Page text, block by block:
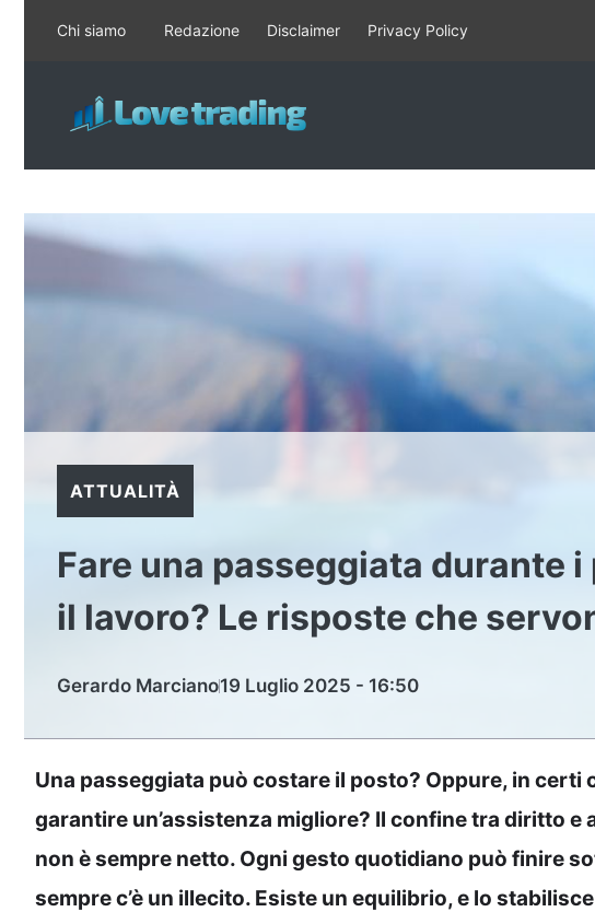
contenuto
Chi siamo Redazione Disclaimer Privacy Policy
ATTUALITÀ
Fare una passeggiata durante
il lavoro? Le risposte che
Gerardo Marciano19 Luglio 2025 - 16:50
Una passeggiata può costare il posto? Oppure, in certi
garantire un’assistenza migliore? Il confine tra diritto e
non è sempre netto. Ogni gesto quotidiano può finire
sempre c’è un illecito. Esiste un equilibrio, e lo